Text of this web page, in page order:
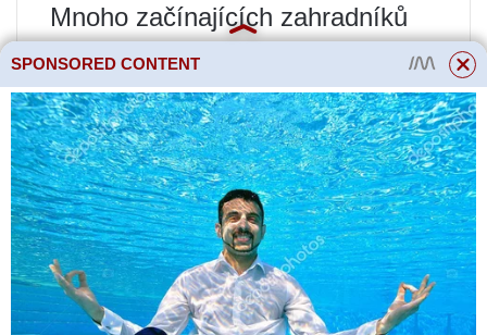
Mnoho začínajících zahradníků
se zajímá o to, jaká by měla být
půda před výsadbou stínící
rostliny? Přirozeně jsou v tomto
případě rostliny ještě náročnější
na složení půdy než za běžných
podmínek. Proto při výsadbě i tak
zcela nenáročného keře, jako je
SPONSORED CONTENT